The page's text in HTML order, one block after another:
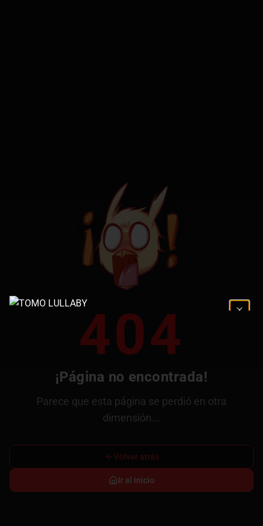
404
¡Página no encontrada!
Parece que esta página se perdió en otra
dimensión...
Volver atrás
Ir al inicio